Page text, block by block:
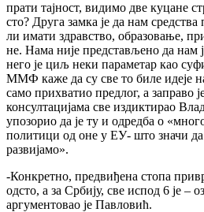
прати тајност, видимо две куцане
сто? Друга замка је да нам
ли имати здравство, образовање,
не. Нама није представљено да нам
него је циљ неки параметар као
ММФ каже да су све то биле идеје
само прихватио предлог, а
консултацијама све издиктирао
упозорио да је ту и одредба о
политици од оне у ЕУ- што значи
развијамо».
-Конкретно, предвиђена стопа
одсто, а за Србију, све испод 6 је –
аргументовао је Павловић.